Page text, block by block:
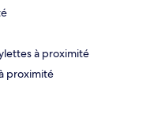
à proximité
proximité